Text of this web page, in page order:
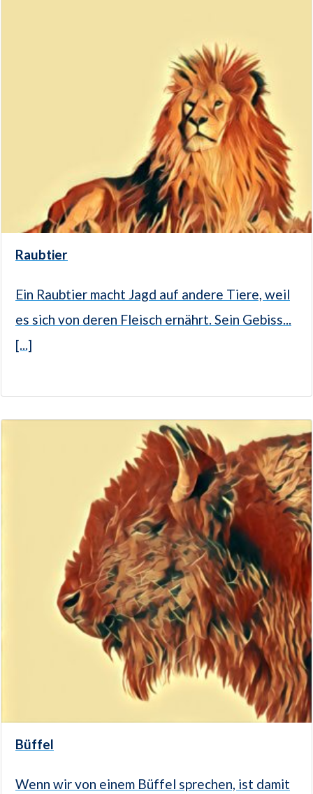
Raubtier
Ein Raubtier macht Jagd auf andere Tiere, weil
es sich von deren Fleisch ernährt. Sein Gebiss...
[...]
Büffel
Wenn wir von einem Büffel sprechen, ist damit